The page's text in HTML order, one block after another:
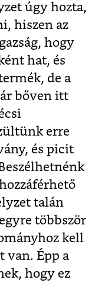
úgy hozta,
hiszen az
hogy
hat, és
de a
bőven itt
erre
és picit
talán
többször
kell
van. Épp a
hogy ez